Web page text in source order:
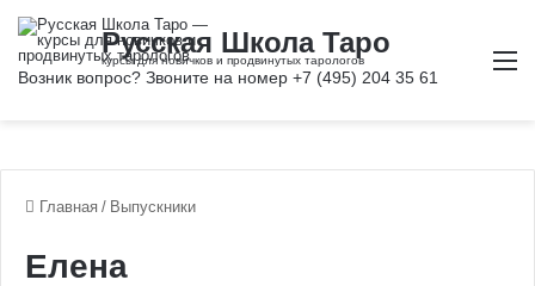
Главная / Выпускники
Елена